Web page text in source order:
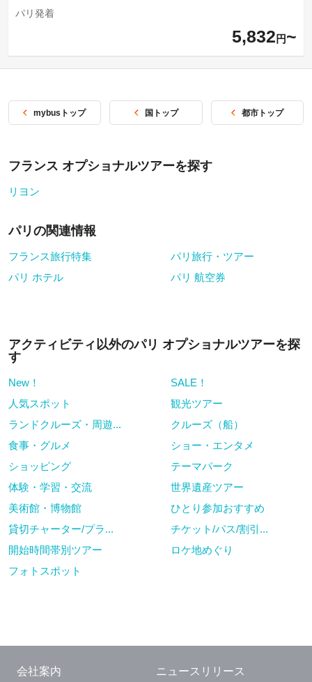
パリ発着
5,832 円
mybusトップ 国トップ 都市トップ
フランス オプショナルツアーを探す
リヨン
パリの関連情報
フランス旅行特集
パリ旅行・ツアー
パリ ホテル
パリ 航空券
アクティビティ以外のパリ オプショナルツアーを探
す
New！
SALE！
人気スポット
観光ツアー
ランドクルーズ・周遊...
クルーズ（船）
食事・グルメ
ショー・エンタメ
ショッピング
テーマパーク
体験・学習・交流
世界遺産ツアー
美術館・博物館
ひとり参加おすすめ
貸切チャーター/プラ...
チケット/パス/割引...
開始時間帯別ツアー
ロケ地めぐり
フォトスポット
会社案内 ニュースリリース